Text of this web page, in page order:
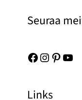
Seuraa
Facebook Instagram Pinterest YouTube
Links